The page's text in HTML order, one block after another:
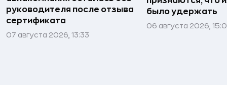
руководителя после отзыва
сертификата
07 августа 2026, 13:33
было удержать
06 августа 2026,